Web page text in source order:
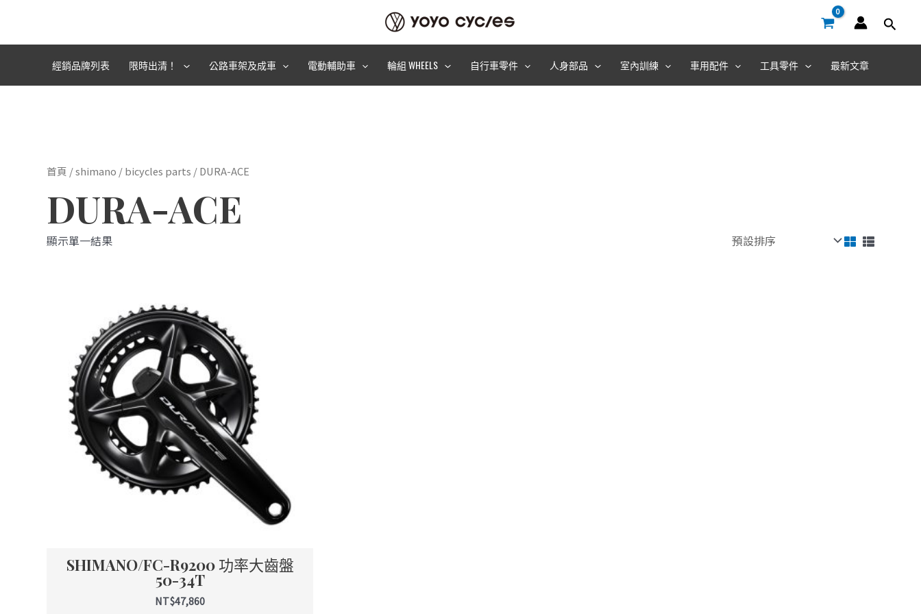
主
經銷品牌列表 限時出清！ 公路車架及成車 電動輔助車 輪組 WHEELS 自行車零件 人身部品 室內訓練 車用配件 工具零件 最新文章
首頁 /shimano /bicycles parts / DURA-ACE
DURA-ACE
顯示單一結果
SHIMANO/FC-R9200 功率大齒盤
50-34T
NT$47,860
有
多
種
款
式。
可
在
產
品
頁
選